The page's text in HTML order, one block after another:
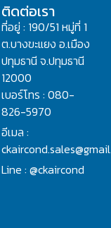
ติดต่อเรา
ที่อยู่ : 190/51 หมู่ที่ 1
ต.บางขะแยง อ.เมือง
ปทุมธานี จ.ปทุมธานี
12000
เบอร์โทร : 080-
826-5970
อีเมล :
Line : @ckaircond